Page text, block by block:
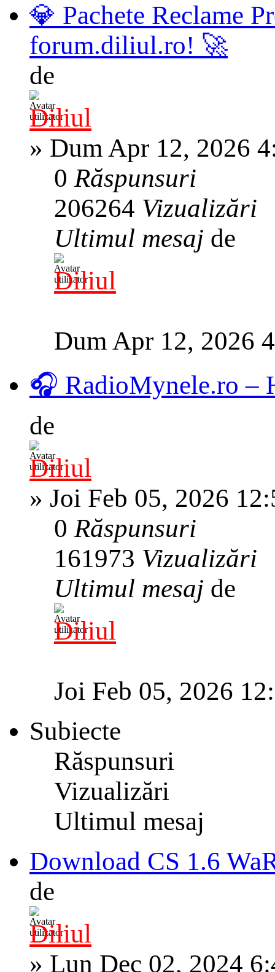
💎 Pachete Reclame
forum.diliul.ro! 🚀
de
Diliul
» Dum Apr 12, 2026
0Răspunsuri
206264 Vizualizări
Ultimul mesaj de
Diliul
Dum Apr 12, 2026
🎧 RadioMynele.ro –
de
Diliul
» Joi Feb 05, 2026
0Răspunsuri
161973 Vizualizări
Ultimul mesaj de
Diliul
Joi Feb 05, 2026
Subiecte
Răspunsuri
Vizualizări
Ultimul mesaj
Download CS 1.6
de
Diliul
» Lun Dec 02, 2024